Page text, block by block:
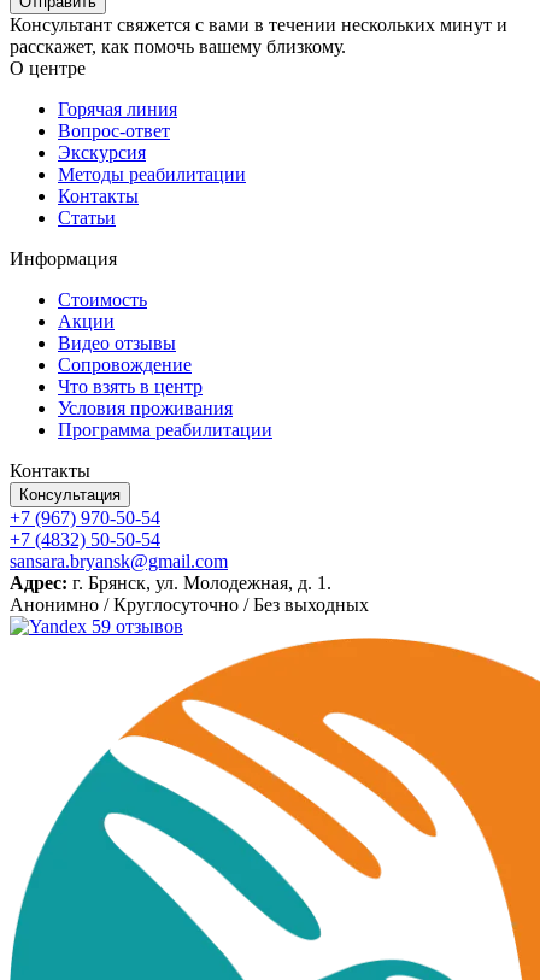
Консультант свяжется с вами в течении нескольких минут и
расскажет, как помочь вашему близкому.
О центре
Горячая линия
Вопрос-ответ
Экскурсия
Методы реабилитации
Контакты
Статьи
Информация
Стоимость
Акции
Видео отзывы
Сопровождение
Что взять в центр
Условия проживания
Программа реабилитации
Контакты
Консультация
+7 (967) 970-50-54
+7 (4832) 50-50-54
sansara.bryansk@gmail.com
Адрес: г. Брянск, ул. Молодежная, д. 1.
Анонимно / Круглосуточно / Без выходных
59 отзывов